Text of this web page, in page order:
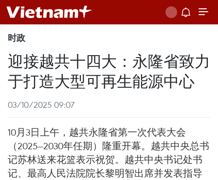
时政
迎接越共十四大：永隆省致力
于打造大型可再生能源中心
03/10/2025 09:07
10月3日上午，越共永隆省第一次代表大会
（2025—2030年任期）隆重开幕。越共中央总书
记苏林送来花篮表示祝贺。越共中央书记处书
记、最高人民法院院长黎明智出席并发表指导